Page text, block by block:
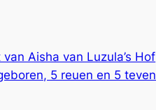
Aisha van Luzula’s Hof
5 reuen en 5 teven